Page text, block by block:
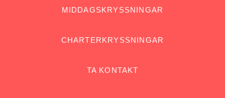
MIDDAGSKRYSSNINGAR
CHARTERKRYSSNINGAR
TA KONTAKT